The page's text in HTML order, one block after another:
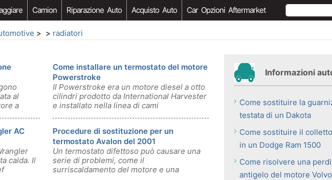
Camion Riparazione Auto Acquisto Auto Car Opzioni Aftermarket
> > radiatori
al
a
Come installare un termostato del motore
Powerstroke
Il Powerstroke era un motore diesel a otto
cilindri prodotto da International Harvester
e installato nella linea di cami
AC
calda. Il
Procedure di sostituzione per un
termostato Avalon del 2001
Un termostato difettoso può causare una
serie di problemi, come il
surriscaldamento del motore e una
Informazioni
Come sostituire la
testata di un Dakota
Come sostituire il
in un Dodge Ram 1500
Come risolvere una
antigelo del motore